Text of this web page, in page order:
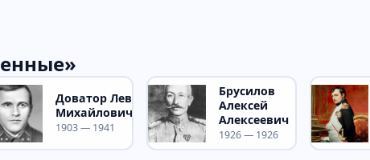
Доватор Лев
Михайлович
1903 — 1941
Брусилов
Алексей
Алексеевич
1926 — 1926